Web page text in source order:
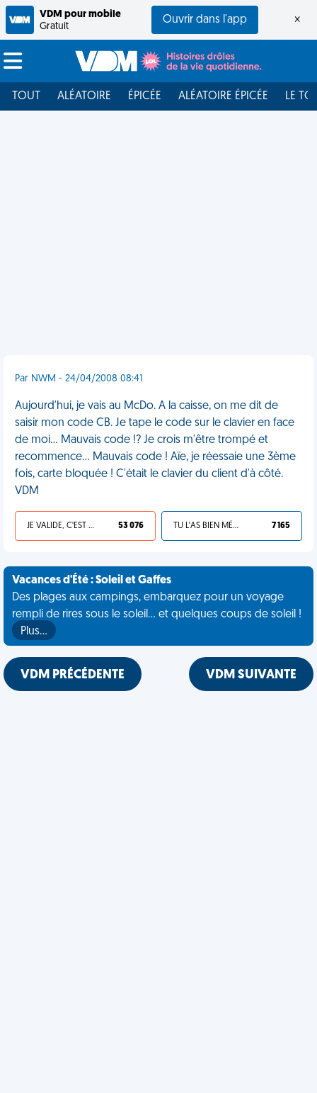
VDM pour mobile
Gratuit
Ouvrir dans l'app ×
TOUT ALÉATOIRE ÉPICÉE ALÉATOIRE ÉPICÉE LE
Par NWM - 24/04/2008 08:41
Aujourd'hui, je vais au McDo. A la caisse, on me dit de
saisir mon code CB. Je tape le code sur le clavier en face
de moi... Mauvais code !? Je crois m'être trompé et
recommence... Mauvais code ! Aïe, je réessaie une 3ème
fois, carte bloquée ! C'était le clavier du client d'à côté.
VDM
JE VALIDE, C'EST UNE VDM 53 076 TU L'AS BIEN MÉRITÉ 7 165
Vacances d'Été : Soleil et Gaffes
Des plages aux campings, embarquez pour un voyage
rempli de rires sous le soleil... et quelques coups de soleil !
Plus…
VDM PRÉCÉDENTE VDM SUIVANTE